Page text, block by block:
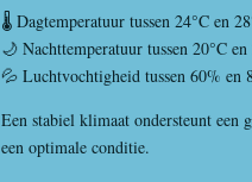
🌡️ Dagtemperatuur tussen 24°C en
🌙 Nachttemperatuur tussen 20°C en
💦 Luchtvochtigheid tussen 60% en
Een stabiel klimaat ondersteunt een
een optimale conditie.